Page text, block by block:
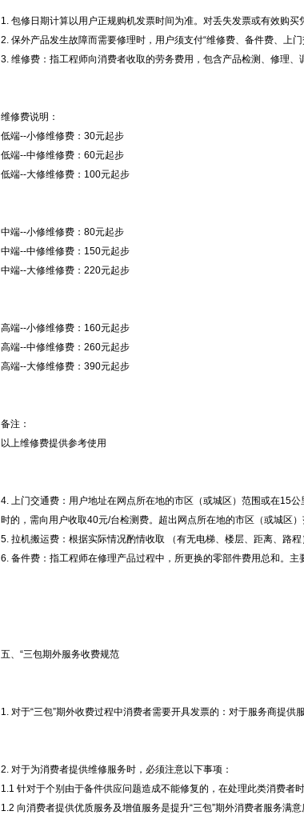
1. 包修日期计算以用户正规购机发票时间为准。对丢失发票或有效购
2. 保外产品发生故障而需要修理时，用户须支付“维修费、备件费、上门
3. 维修费：指工程师向消费者收取的劳务费用，包含产品检测、修理
维修费说明：
低端--小修维修费：30元起步
低端--中修维修费：60元起步
低端--大修维修费：100元起步
中端--小修维修费：80元起步
中端--中修维修费：150元起步
中端--大修维修费：220元起步
高端--小修维修费：160元起步
高端--中修维修费：260元起步
高端--大修维修费：390元起步
备注：
以上维修费提供参考使用
4. 上门交通费：用户地址在网点所在地的市区（或城区）范围或在15
时的，需向用户收取40元/台检测费。超出网点所在地的市区（或城区
5. 拉机搬运费：根据实际情况酌情收取 （有无电梯、楼层、距离、路程
6. 备件费：指工程师在修理产品过程中，所更换的零部件费用总和。主
五、“三包期外服务收费规范
1. 对于“三包”期外收费过程中消费者需要开具发票的：对于服务商提供
2. 对于为消费者提供维修服务时，必须注意以下事项：
1.1 针对于个别由于备件供应问题造成不能修复的，在处理此类消费者
1.2 向消费者提供优质服务及增值服务是提升“三包”期外消费者服务满